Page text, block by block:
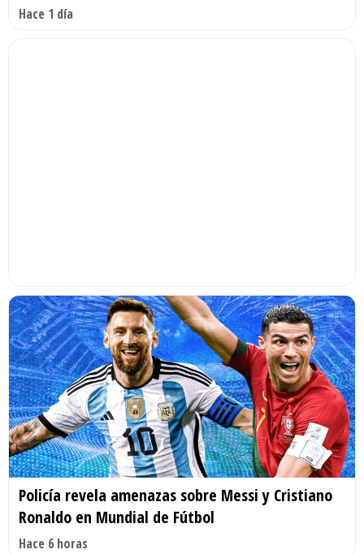
Hace 1 día
Policía revela amenazas sobre Messi y Cristiano
Ronaldo en Mundial de Fútbol
Hace 6 horas